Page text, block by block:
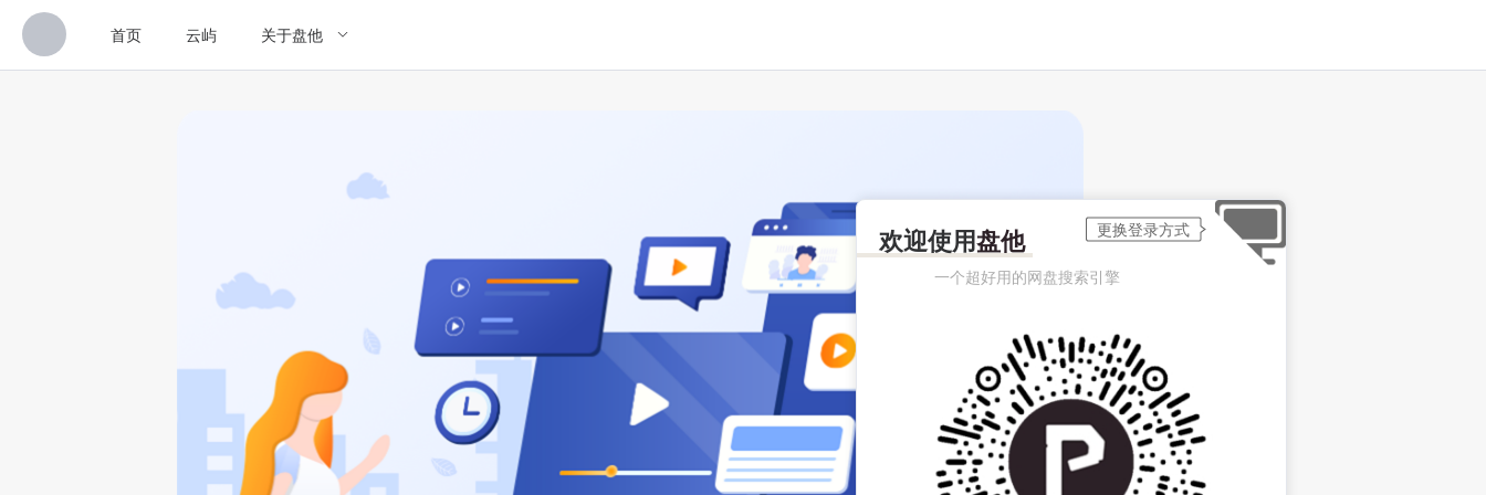
首页 云屿 关于盘他
欢迎使用盘他
一个超好用的网盘搜索引擎